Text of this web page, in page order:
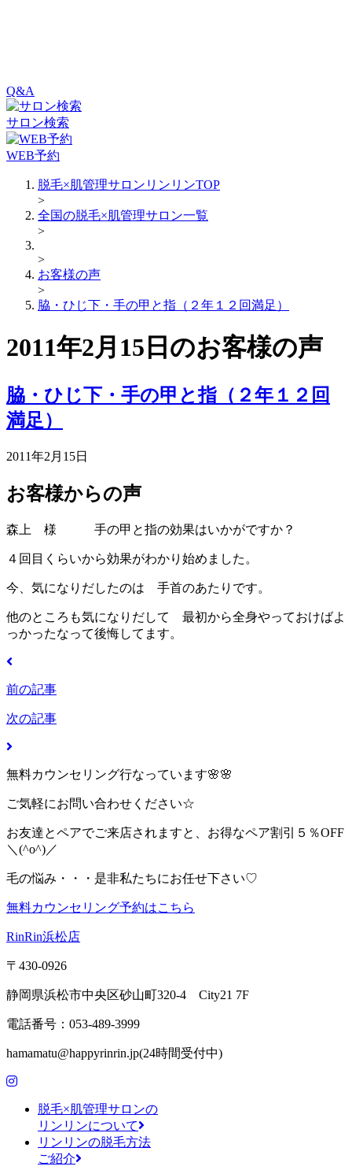
Q&A
サロン検索
WEB予約
脱毛×肌管理サロンリンリンTOP
>
全国の脱毛×肌管理サロン一覧
>
>
お客様の声
>
脇・ひじ下・手の甲と指（２年１２回満足）
2011年2月15日のお客様の声
脇・ひじ下・手の甲と指（２年１２回
満足）
2011年2月15日
お客様からの声
森上 様 手の甲と指の効果はいかがですか？
４回目くらいから効果がわかり始めました。
今、気になりだしたのは 手首のあたりです。
他のところも気になりだして 最初から全身やっておけばよ
っかったなって後悔してます。
前の記事
次の記事
無料カウンセリング行なっています🌸🌸
ご気軽にお問い合わせください☆
お友達とペアでご来店されますと、お得なペア割引５％OFF
＼(^o^)／
毛の悩み・・・是非私たちにお任せ下さい♡
無料カウンセリング予約はこちら
RinRin浜松店
〒430-0926
静岡県浜松市中央区砂山町320-4 City21 7F
電話番号：053-489-3999
hamamatu@happyrinrin.jp(24時間受付中)
脱毛×肌管理サロンの
リンリンについて
リンリンの脱毛方法
ご紹介